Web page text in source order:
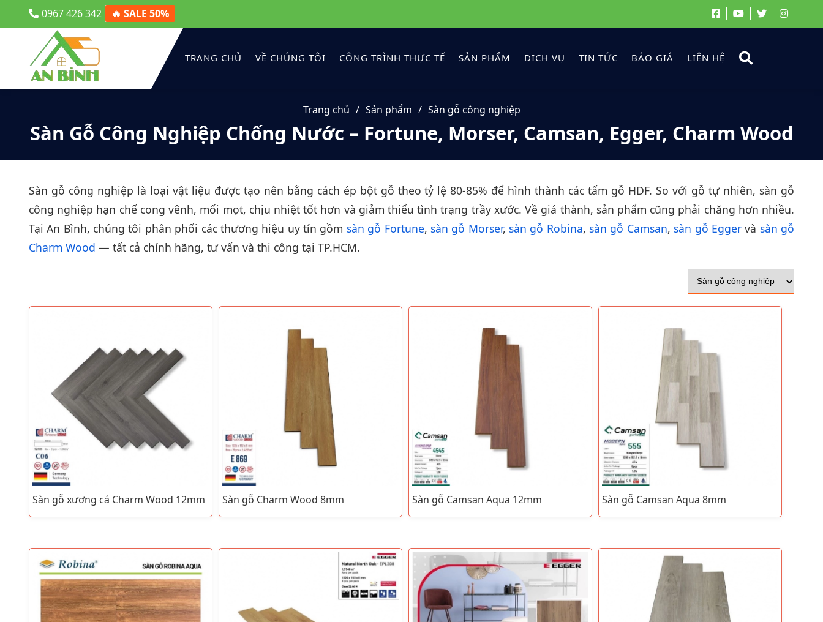
0967 426 342 🔥 SALE 50%
TRANG CHỦ VỀ CHÚNG TÔI CÔNG TRÌNH THỰC TẾ SẢN PHẨM DỊCH VỤ TIN TỨC BÁO GIÁ LIÊN HỆ
Trang chủ Sản phẩm Sàn gỗ công nghiệp
Sàn Gỗ Công Nghiệp Chống Nước – Fortune, Morser, Camsan, Egger, Charm Wood
Sàn gỗ công nghiệp là loại vật liệu được tạo nên bằng cách ép bột gỗ theo tỷ lệ 80-85% để hình thành các tấm gỗ HDF. So với gỗ tự nhiên, sàn gỗ
công nghiệp hạn chế cong vênh, mối mọt, chịu nhiệt tốt hơn và giảm thiểu tình trạng trầy xước. Về giá thành, sản phẩm cũng phải chăng hơn nhiều.
Tại An Bình, chúng tôi phân phối các thương hiệu uy tín gồm sàn gỗ Fortune, sàn gỗ Morser, sàn gỗ Robina, sàn gỗ Camsan, sàn gỗ Eggervà sàn gỗ
Charm Wood — tất cả chính hãng, tư vấn và thi công tại TP.HCM.
Sàn gỗ xương cá Charm Wood 12mm Sàn gỗ Charm Wood 8mm Sàn gỗ Camsan Aqua 12mm Sàn gỗ Camsan Aqua 8mm